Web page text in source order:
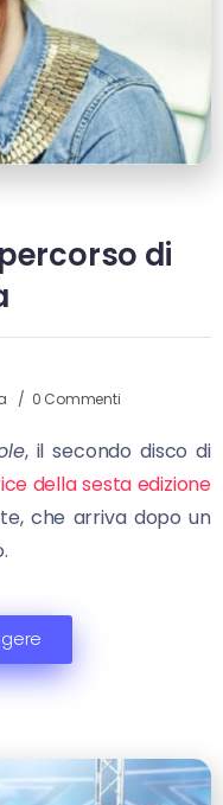
di
0 Commenti
, il secondo disco di
della sesta edizione
che arriva dopo un